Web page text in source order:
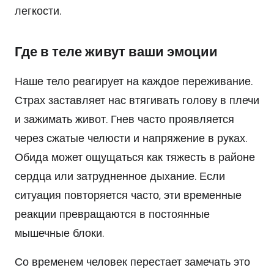
легкости.
Где в теле живут ваши эмоции
Наше тело реагирует на каждое переживание.
Страх заставляет нас втягивать голову в плечи
и зажимать живот. Гнев часто проявляется
через сжатые челюсти и напряжение в руках.
Обида может ощущаться как тяжесть в районе
сердца или затрудненное дыхание. Если
ситуация повторяется часто, эти временные
реакции превращаются в постоянные
мышечные блоки.
Со временем человек перестает замечать это